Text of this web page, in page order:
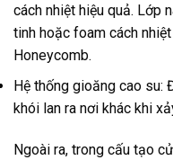
cách nhiệt hiệu quả. Lớp
tinh hoặc foam cách
Honeycomb.
Hệ thống gioăng cao su:
khói lan ra nơi khác khi
Ngoài ra, trong cấu tạo